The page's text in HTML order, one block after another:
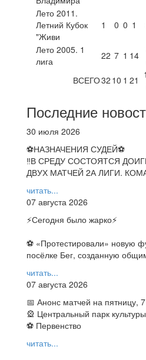
Лето 2011.
Летний Кубок
"Живи
1 0 0 1
Лето 2005. 1
лига
22 7 1 14
ВСЕГО32 10 1 21
Последние
30 июля 2026
⚽НАЗНАЧЕНИЯ СУДЕЙ⚽
‼В СРЕДУ СОСТОЯТСЯ
ДВУХ МАТЧЕЙ 2А ЛИГИ.
читать...
07 августа 2026
⚡️Сегодня было жарко⚡️
⚽ ️«Протестировали» новую
посёлке Бег, созданную
читать...
07 августа 2026
📅 Анонс матчей на пятницу, 7
🎡 Центральный парк
⚽ Первенство
читать...